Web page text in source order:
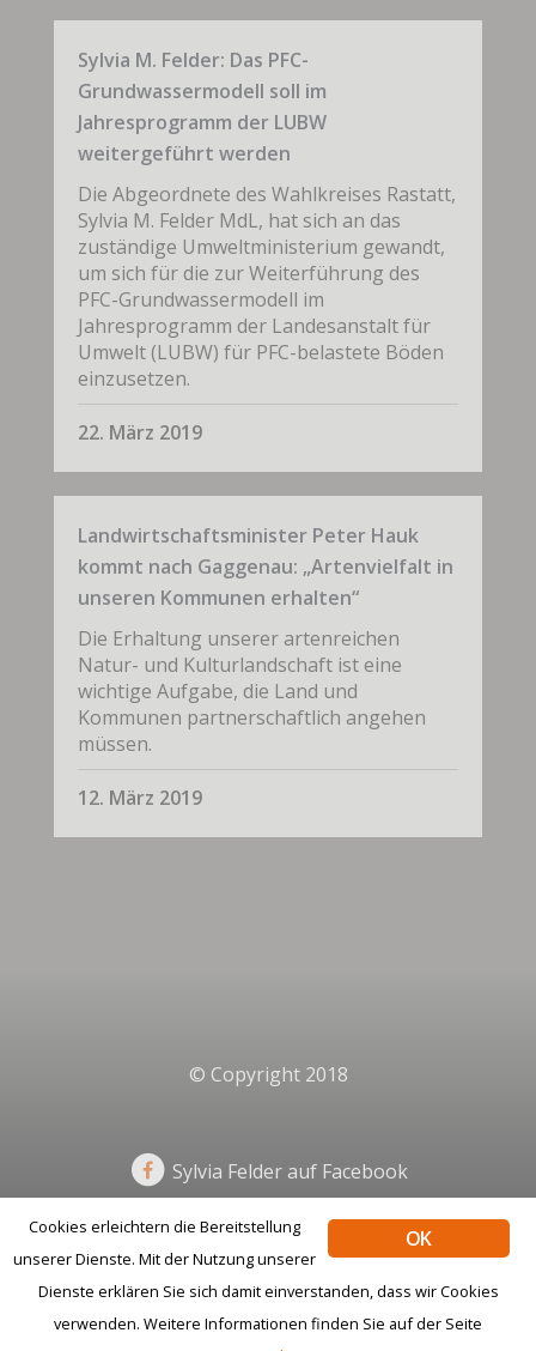
Sylvia M. Felder: Das PFC-
Grundwassermodell soll im
Jahresprogramm der LUBW
weitergeführt werden
Die Abgeordnete des Wahlkreises Rastatt,
Sylvia M. Felder MdL, hat sich an das
zuständige Umweltministerium gewandt,
um sich für die zur Weiterführung des
PFC-Grundwassermodell im
Jahresprogramm der Landesanstalt für
Umwelt (LUBW) für PFC-belastete Böden
einzusetzen.
22. März 2019
Landwirtschaftsminister Peter Hauk
kommt nach Gaggenau: „Artenvielfalt in
unseren Kommunen erhalten“
Die Erhaltung unserer artenreichen
Natur- und Kulturlandschaft ist eine
wichtige Aufgabe, die Land und
Kommunen partnerschaftlich angehen
müssen.
12. März 2019
© Copyright 2018
Sylvia Felder auf Facebook
Impressum Datenschutz
OK
Cookies erleichtern die Bereitstellung
unserer Dienste. Mit der Nutzung unserer
Dienste erklären Sie sich damit einverstanden, dass wir Cookies
verwenden. Weitere Informationen finden Sie auf der Seite